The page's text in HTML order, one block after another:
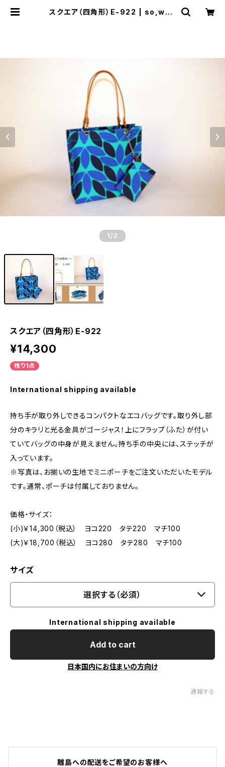
スクエア（四角形）E-922 | so,wha
1 /2
スクエア（四角形）E-922
¥14,300
残り1点
International shipping available
持ち手が取り外しできるコンパクトなエコバッグです。取り外し部
分のキラリと光る金具がゴージャス！上にフラップ（ふた）が付い
ていてバッグの中身が見えません。持ち手の中央には、ステッチが
入っています。
※写真は、お揃いの生地でミニポーチをご注文いただいたモデル
です。通常、ポーチは付属しておりません。
価格・サイズ：
(小)￥14,300（税込） ヨコ220 タテ220 マチ100
(大)￥18,700（税込） ヨコ280 タテ280 マチ100
サイズ
選択する（必須）
International shipping available
Add to cart
日本国内にお住まいの方向け
通報する
離島への配送をご希望のお客様へ